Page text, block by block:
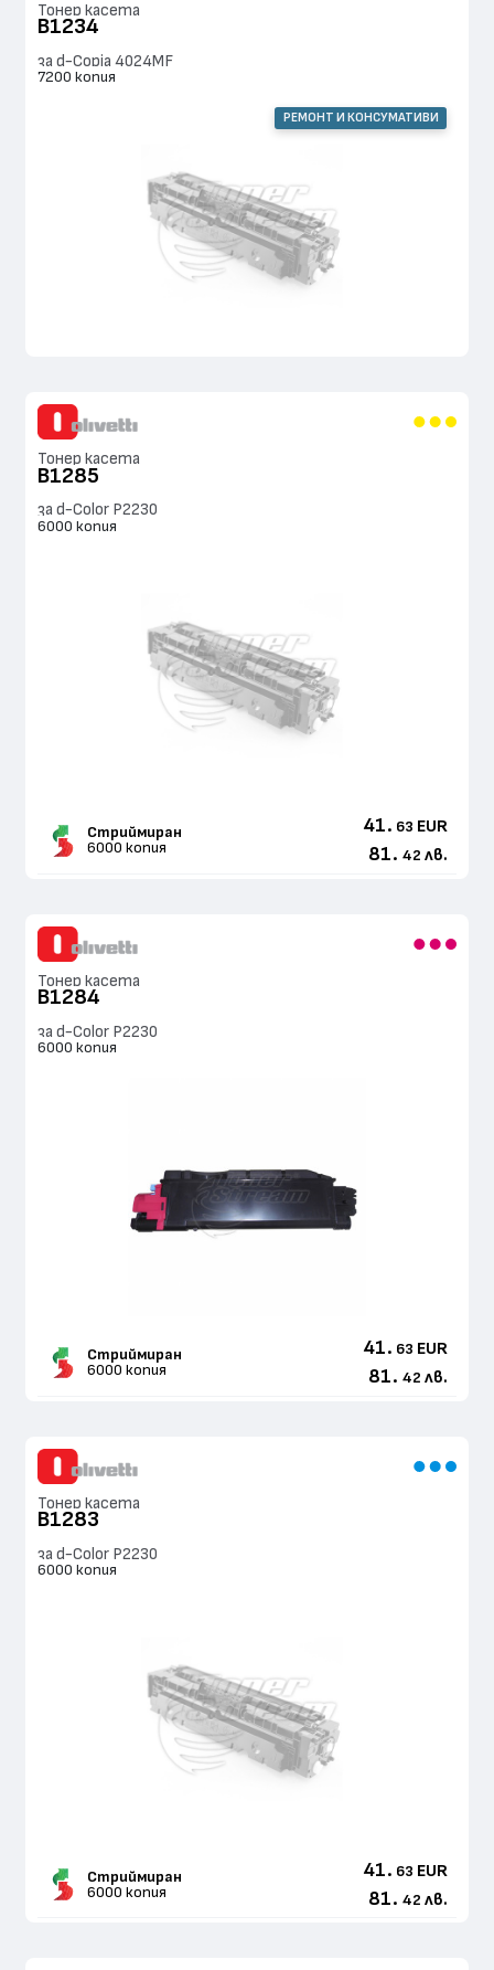
Тонер касета
B1234
за d-Copia 4024MF
7200 копия
РЕМОНТ И КОНСУМАТИВИ
Тонер касета
B1285
за d-Color P2230
6000 копия
Стриймиран
6000 копия
41. 63 EUR
81. 42 лв.
Тонер касета
B1284
за d-Color P2230
6000 копия
Стриймиран
6000 копия
41. 63 EUR
81. 42 лв.
Тонер касета
B1283
за d-Color P2230
6000 копия
Стриймиран
6000 копия
41. 63 EUR
81. 42 лв.